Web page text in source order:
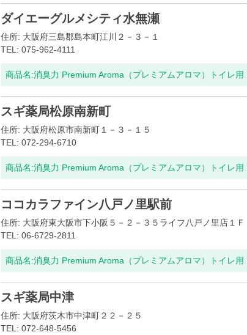
ダイエーグルメシティ水無瀬
住所: 大阪府三島郡島本町江川２－３－１
TEL: 075-962-4111
商品名:消臭力 Premium Aroma（プレミアムアロマ）トイレ用
スギ薬局松原南新町
住所: 大阪府松原市南新町１－３－１５
TEL: 072-294-6710
商品名:消臭力 Premium Aroma（プレミアムアロマ）トイレ用
ココカラファイン八戸ノ里駅前
住所: 大阪府東大阪市下小阪５－２－３５ライフ八戸ノ里店１Ｆ
TEL: 06-6729-2811
商品名:消臭力 Premium Aroma（プレミアムアロマ）トイレ用
スギ薬局中津
住所: 大阪府茨木市中津町２２－２５
TEL: 072-648-5456